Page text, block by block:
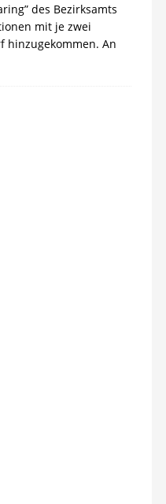
des Bezirksamts
mit je zwei
hinzugekommen. An